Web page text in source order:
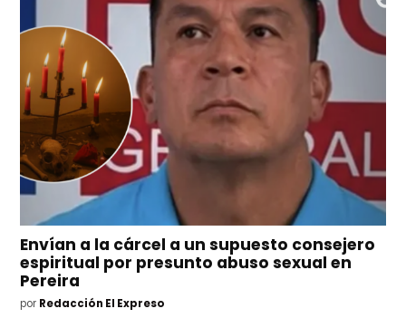
Envían a la cárcel a un supuesto consejero
espiritual por presunto abuso sexual en
Pereira
por Redacción El Expreso